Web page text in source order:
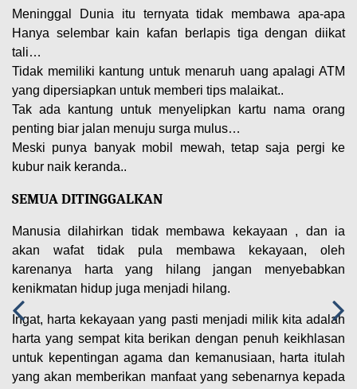
Meninggal Dunia itu ternyata tidak membawa apa-apa
Hanya selembar kain kafan berlapis tiga dengan diikat
tali…
Tidak memiliki kantung untuk menaruh uang apalagi ATM
yang dipersiapkan untuk memberi tips malaikat..
Tak ada kantung untuk menyelipkan kartu nama orang
penting biar jalan menuju surga mulus…
Meski punya banyak mobil mewah, tetap saja pergi ke
kubur naik keranda..
SEMUA DITINGGALKAN
Manusia dilahirkan tidak membawa kekayaan , dan ia
akan wafat tidak pula membawa kekayaan, oleh
karenanya harta yang hilang jangan menyebabkan
kenikmatan hidup juga menjadi hilang.
Ingat, harta kekayaan yang pasti menjadi milik kita adalah
harta yang sempat kita berikan dengan penuh keikhlasan
untuk kepentingan agama dan kemanusiaan, harta itulah
yang akan memberikan manfaat yang sebenarnya kepada